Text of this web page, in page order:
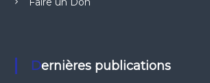
Dernières publications